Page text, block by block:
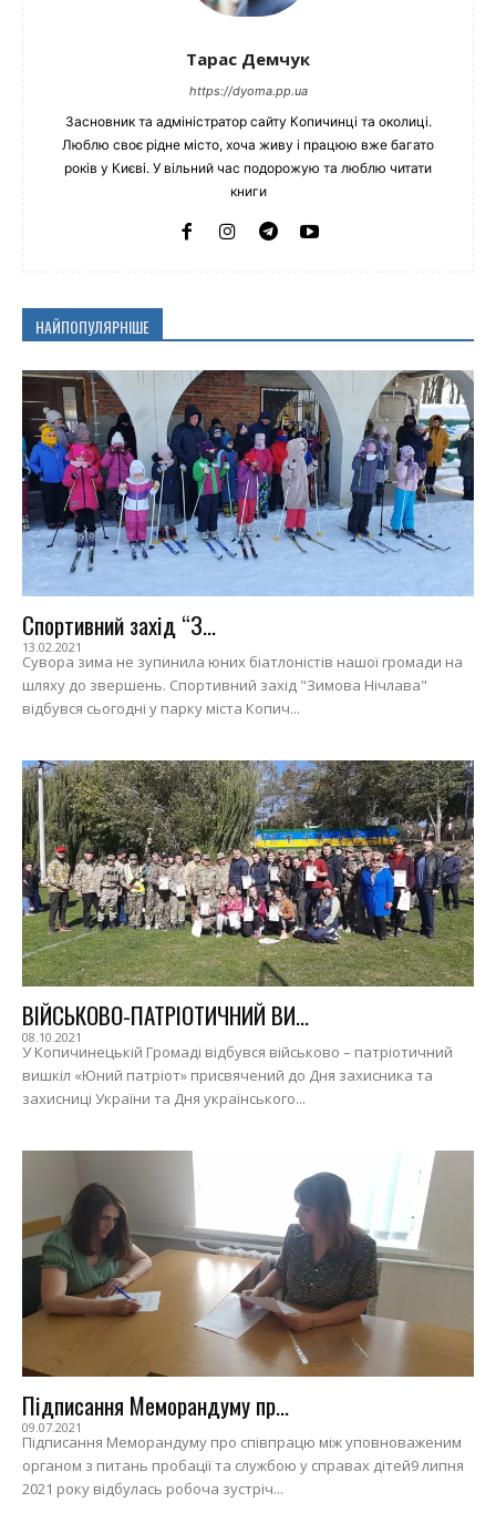
Тарас Демчук
https://dyoma.pp.ua
Засновник та адміністратор сайту Копичинці та околиці.
Люблю своє рідне місто, хоча живу і працюю вже багато
років у Києві. У вільний час подорожую та люблю читати
книги
НАЙПОПУЛЯРНІШЕ
Спортивний захід “З...
13.02.2021
Сувора зима не зупинила юних біатлоністів нашої громади на
шляху до звершень. Спортивний захід "Зимова Нічлава"
відбувся сьогодні у парку міста Копич...
ВІЙСЬКОВО-ПАТРІОТИЧНИЙ ВИ...
08.10.2021
У Копичинецькій Громаді відбувся військово – патріотичний
вишкіл «Юний патріот» присвячений до Дня захисника та
захисниці України та Дня українського...
Підписання Меморандуму пр...
09.07.2021
Підписання Меморандуму про співпрацю між уповноваженим
органом з питань пробації та службою у справах дітей9 липня
2021 року відбулась робоча зустріч...